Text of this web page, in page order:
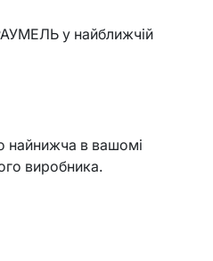
у найближчій
найнижча в вашомі
виробника.